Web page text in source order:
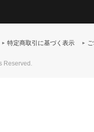
特定商取引に基づく表示
Reserved.